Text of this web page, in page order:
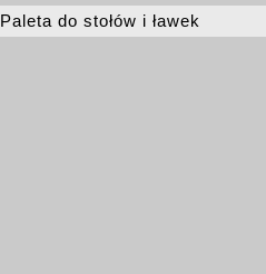
Paleta do stołów i ławek